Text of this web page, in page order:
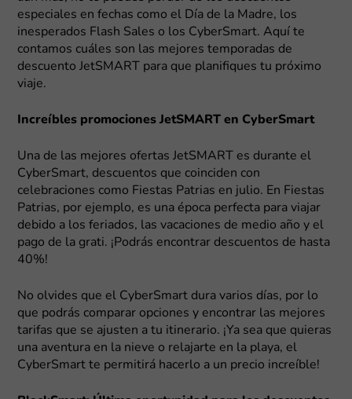
especiales en fechas como el Día de la Madre, los
inesperados Flash Sales o los CyberSmart. Aquí te
contamos cuáles son las mejores temporadas de
descuento JetSMART para que planifiques tu próximo
viaje.
Increíbles promociones JetSMART en CyberSmart
Una de las mejores ofertas JetSMART es durante el
CyberSmart, descuentos que coinciden con
celebraciones como Fiestas Patrias en julio. En Fiestas
Patrias, por ejemplo, es una época perfecta para viajar
debido a los feriados, las vacaciones de medio año y el
pago de la grati. ¡Podrás encontrar descuentos de hasta
40%!
No olvides que el CyberSmart dura varios días, por lo
que podrás comparar opciones y encontrar las mejores
tarifas que se ajusten a tu itinerario. ¡Ya sea que quieras
una aventura en la nieve o relajarte en la playa, el
CyberSmart te permitirá hacerlo a un precio increíble!